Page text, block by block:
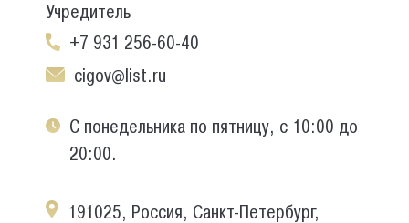
Учредитель
+7 931 256-60-40
cigov@list.ru
С понедельника по пятницу, с 10:00 до
20:00.
191025, Россия, Санкт-Петербург,